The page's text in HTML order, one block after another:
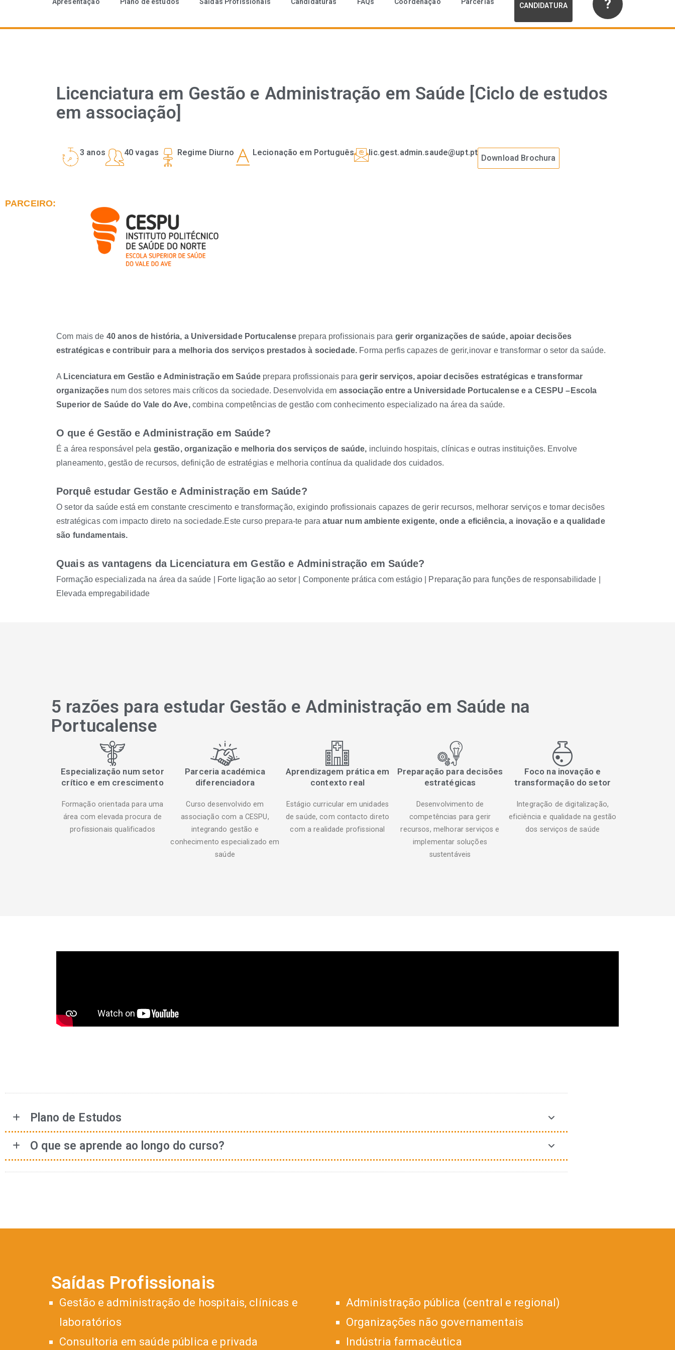
CANDIDATURA ?
Licenciatura em Gestão e Administração em Saúde [Ciclo de estudos
em associação]
3 anos 40 vagas Regime Diurno Lecionação em Português lic.gest.admin.saude@upt.pt
Download Brochura
PARCEIRO:
Com mais de 40 anos de história, a Universidade Portucalense prepara profissionais para gerir organizações de saúde, apoiar decisões
estratégicas e contribuir para a melhoria dos serviços prestados à sociedade. Forma perfis capazes de gerir,inovar e transformar o setor da saúde.
A Licenciatura em Gestão e Administração em Saúde prepara profissionais paragerir serviços, apoiar decisões estratégicas e transformar
organizações num dos setores mais críticos da sociedade. Desenvolvida em associação entre a Universidade Portucalense e a CESPU –Escola
Superior de Saúde do Vale do Ave,combina competências de gestão com conhecimento especializado na área da saúde.
O que é Gestão e Administração em Saúde?
É a área responsável pela gestão, organização e melhoria dos serviços de saúde, incluindo hospitais, clínicas e outras instituições. Envolve
planeamento, gestão de recursos, definição de estratégias e melhoria contínua da qualidade dos cuidados.
Porquê estudar Gestão e Administração em Saúde?
O setor da saúde está em constante crescimento e transformação, exigindo profissionais capazes de gerir recursos, melhorar serviços e tomar decisões
estratégicas com impacto direto na sociedade.Este curso prepara-te paraatuar num ambiente exigente, onde a eficiência, a inovação e a qualidade
são fundamentais.
Quais as vantagens da Licenciatura em Gestão e Administração em Saúde?
Formação especializada na área da saúde | Forte ligação ao setor | Componente prática com estágio | Preparação para funções de responsabilidade |
Elevada empregabilidade
5 razões para estudar Gestão e Administração em Saúde na
Portucalense
Especialização num setor
crítico e em crescimento
Formação orientada para uma
área com elevada procura de
profissionais qualificados
Parceria académica
diferenciadora
Curso desenvolvido em
associação com a CESPU,
integrando gestão e
conhecimento especializado em
saúde
Aprendizagem prática em
contexto real
Estágio curricular em unidades
de saúde, com contacto direto
com a realidade profissional
Preparação para decisões
estratégicas
Desenvolvimento de
competências para gerir
recursos, melhorar serviços e
implementar soluções
sustentáveis
Foco na inovação e
transformação do setor
Integração de digitalização,
eficiência e qualidade na gestão
dos serviços de saúde
Plano de Estudos
O que se aprende ao longo do curso?
Saídas Profissionais
Gestão e administração de hospitais, clínicas e
laboratórios
Consultoria em saúde pública e privada
Administração pública (central e regional)
Organizações não governamentais
Indústria farmacêutica